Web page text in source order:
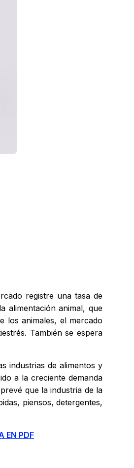
registre una tasa de
alimentación animal, que
los animales, el mercado
También se espera
industrias de alimentos y
a la creciente demanda
que la industria de la
piensos, detergentes,
EN PDF